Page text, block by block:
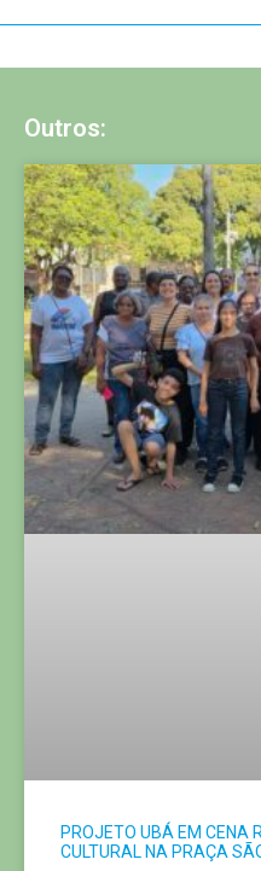
Outros:
PROJETO UBÁ EM CENA
CULTURAL NA PRAÇA